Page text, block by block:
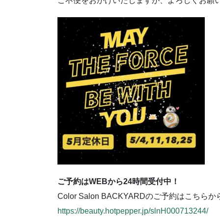
ご予約はWEBから24時間受付中！
Color Salon BACKYARDのご予約はこちらか
https://beauty.hotpepper.jp/slnH000713244/